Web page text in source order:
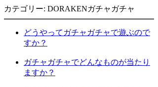
カテゴリー: DORAKENガチャガチャ
どうやってガチャガチャで遊ぶので
すか？
ガチャガチャでどんなものが当たり
ますか？